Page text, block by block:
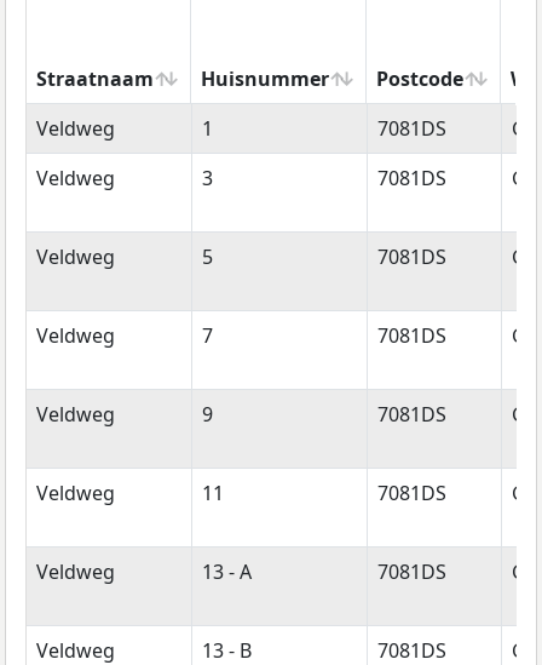
Straatnaam Huisnummer Postcode
Straatnaam
Huisnummer Postcode
Veldweg 1 7081DS
Veldweg
3 7081DS
Veldweg 5 7081DS
Veldweg 7 7081DS
Veldweg 9 7081DS
Veldweg 11 7081DS
Veldweg 13 - A 7081DS
Veldweg 13 - B 7081DS